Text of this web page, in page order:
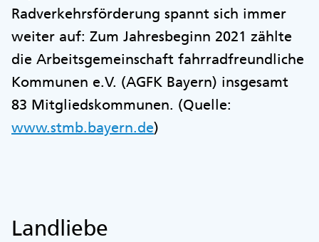
Radverkehrsförderung spannt sich immer
weiter auf: Zum Jahresbeginn 2021 zählte
die Arbeitsgemeinschaft fahrradfreundliche
Kommunen e.V. (AGFK Bayern) insgesamt
83 Mitgliedskommunen. (Quelle:
www.stmb.bayern.de)
Landliebe